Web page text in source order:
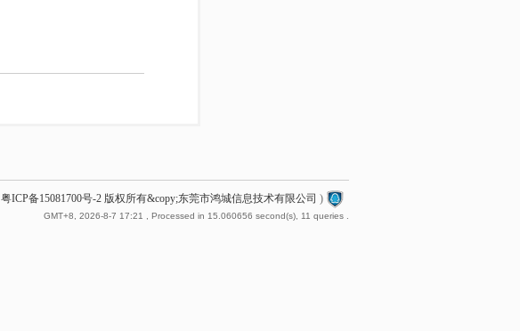
粤ICP备15081700号-2 版权所有&copy;东莞市鸿城信息技术有限公司 )
GMT+8, 2026-8-7 17:21 , Processed in 15.060656 second(s), 11 queries .